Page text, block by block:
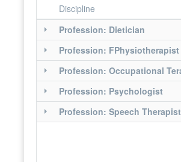
Discipline
Profession: Dietician
Profession: FPhysiotherapist
Profession: Occupational
Profession: Psychologist
Profession: Speech Therapist